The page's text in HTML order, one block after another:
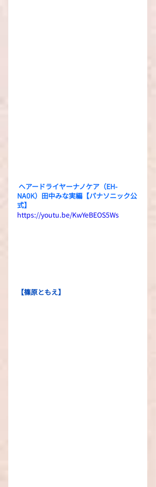
ヘアードライヤーナノケア（EH-
NA0K）田中みな実編【パナソニック公
式】
https://youtu.be/KwYeBEOS5Ws
【篠原ともえ】